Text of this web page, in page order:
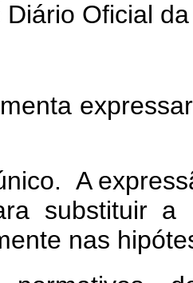
Oficial
A
substituir
nas